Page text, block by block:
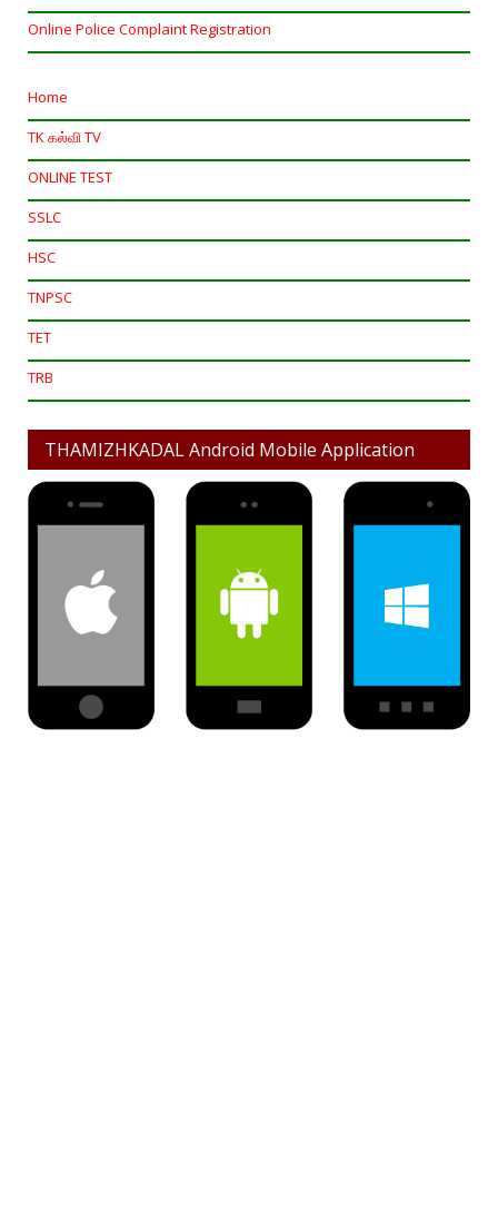
Online Police Complaint Registration
Home
TK கல்வி TV
ONLINE TEST
SSLC
HSC
TNPSC
TET
TRB
THAMIZHKADAL Android Mobile Application